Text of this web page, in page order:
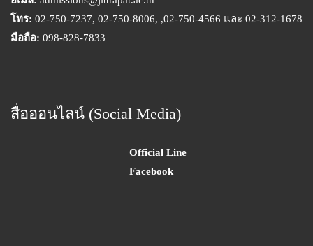
โทร: 02-750-7237, 02-750-8006, ,02-750-4566 และ 02-312-1678
มือถือ: 098-828-7833
สื่อออนไลน์ (Social Media)
Official Line
Facebook